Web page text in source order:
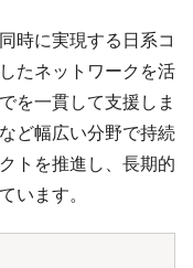
時に実現する日系コ
たネットワークを活
を一貫して支援しま
ど幅広い分野で持続
トを推進し、長期的
います。